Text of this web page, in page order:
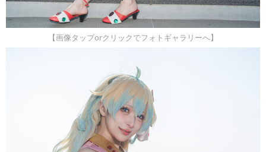
【画像タップorクリックでフォトギャラリーへ】